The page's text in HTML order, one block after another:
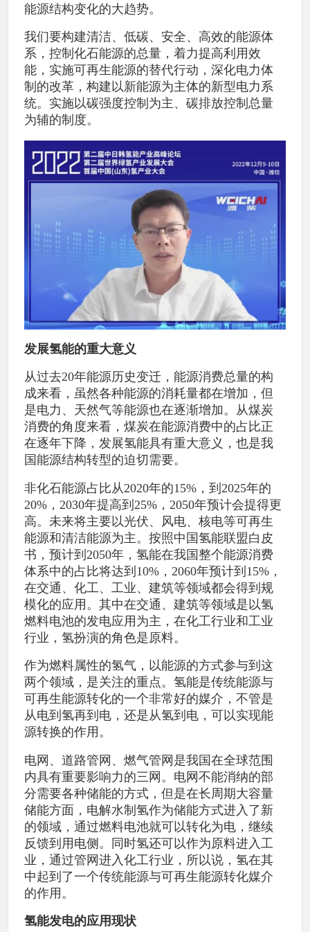
能源结构变化的大趋势。
我们要构建清洁、低碳、安全、高效的能源体
系，控制化石能源的总量，着力提高利用效
能，实施可再生能源的替代行动，深化电力体
制的改革，构建以新能源为主体的新型电力系
统。实施以碳强度控制为主、碳排放控制总量
为辅的制度。
发展氢能的重大意义
从过去20年能源历史变迁，能源消费总量的构
成来看，虽然各种能源的消耗量都在增加，但
是电力、天然气等能源也在逐渐增加。从煤炭
消费的角度来看，煤炭在能源消费中的占比正
在逐年下降，发展氢能具有重大意义，也是我
国能源结构转型的迫切需要。
非化石能源占比从2020年的15%，到2025年的
20%，2030年提高到25%，2050年预计会提得更
高。未来将主要以光伏、风电、核电等可再生
能源和清洁能源为主。按照中国氢能联盟白皮
书，预计到2050年，氢能在我国整个能源消费
体系中的占比将达到10%，2060年预计到15%，
在交通、化工、工业、建筑等领域都会得到规
模化的应用。其中在交通、建筑等领域是以氢
燃料电池的发电应用为主，在化工行业和工业
行业，氢扮演的角色是原料。
作为燃料属性的氢气，以能源的方式参与到这
两个领域，是关注的重点。氢能是传统能源与
可再生能源转化的一个非常好的媒介，不管是
从电到氢再到电，还是从氢到电，可以实现能
源转换的作用。
电网、道路管网、燃气管网是我国在全球范围
内具有重要影响力的三网。电网不能消纳的部
分需要各种储能的方式，但是在长周期大容量
储能方面，电解水制氢作为储能方式进入了新
的领域，通过燃料电池就可以转化为电，继续
反馈到用电侧。同时氢还可以作为原料进入工
业，通过管网进入化工行业，所以说，氢在其
中起到了一个传统能源与可再生能源转化媒介
的作用。
氢能发电的应用现状